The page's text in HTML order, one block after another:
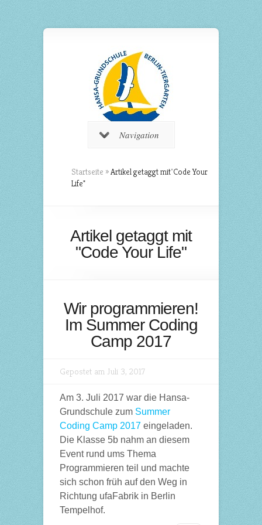
Navigation
Startseite »Artikel getaggt mit"Code Your
Life"
Artikel getaggt mit
"Code Your Life"
Wir programmieren!
Im Summer Coding
Camp 2017
Gepostet am Juli 3, 2017
Am 3. Juli 2017 war die Hansa-
Grundschule zum Summer
Coding Camp 2017 eingeladen.
Die Klasse 5b nahm an diesem
Event rund ums Thema
Programmieren teil und machte
sich schon früh auf den Weg in
Richtung ufaFabrik in Berlin
Tempelhof.